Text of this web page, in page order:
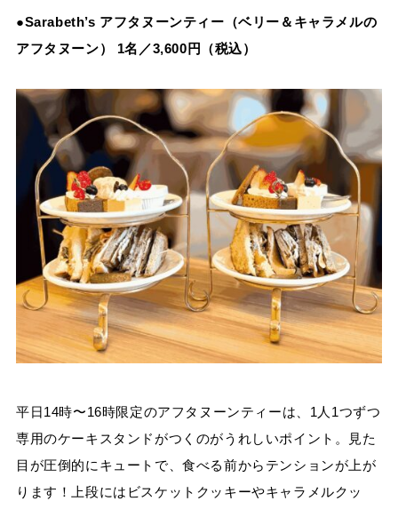
●Sarabeth’s アフタヌーンティー（ベリー＆キャラメルの
アフタヌーン） 1名／3,600円（税込）
平日14時〜16時限定のアフタヌーンティーは、1人1つずつ
専用のケーキスタンドがつくのがうれしいポイント。見た
目が圧倒的にキュートで、食べる前からテンションが上が
ります！上段にはビスケットクッキーやキャラメルクッ